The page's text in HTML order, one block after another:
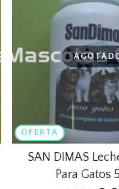
OFERTA
SAN DIMAS
Para Gatos